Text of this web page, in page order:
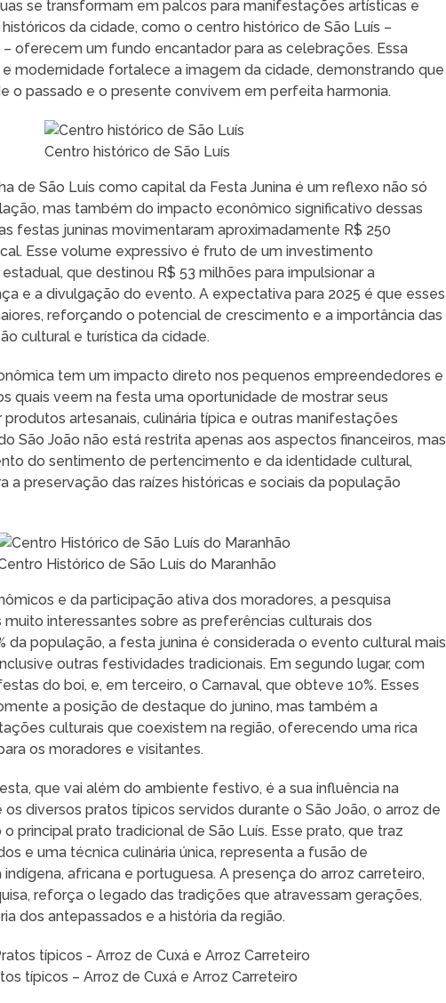
se transformam em palcos para manifestações artísticas e
da cidade, como o centro histórico de São Luís –
oferecem um fundo encantador para as celebrações. Essa
modernidade fortalece a imagem da cidade, demonstrando que
o passado e o presente convivem em perfeita harmonia.
Centro histórico de São Luís
de São Luís como capital da Festa Junina é um reflexo não só
mas também do impacto econômico significativo dessas
festas juninas movimentaram aproximadamente R$ 250
Esse volume expressivo é fruto de um investimento
que destinou R$ 53 milhões para impulsionar a
e a divulgação do evento. A expectativa para 2025 é que esses
reforçando o potencial de crescimento e a importância das
cultural e turística da cidade.
tem um impacto direto nos pequenos empreendedores e
quais veem na festa uma oportunidade de mostrar seus
artesanais, culinária típica e outras manifestações
São João não está restrita apenas aos aspectos financeiros, mas
do sentimento de pertencimento e da identidade cultural,
a preservação das raízes históricas e sociais da população
Histórico de São Luís do Maranhão
e da participação ativa dos moradores, a pesquisa
interessantes sobre as preferências culturais dos
da população, a festa junina é considerada o evento cultural mais
outras festividades tradicionais. Em segundo lugar, com
do boi, e, em terceiro, o Carnaval, que obteve 10%. Esses
a posição de destaque do junino, mas também a
culturais que coexistem na região, oferecendo uma rica
os moradores e visitantes.
que vai além do ambiente festivo, é a sua influência na
diversos pratos típicos servidos durante o São João, o arroz de
principal prato tradicional de São Luís. Esse prato, que traz
e uma técnica culinária única, representa a fusão de
africana e portuguesa. A presença do arroz carreteiro,
reforça o legado das tradições que atravessam gerações,
dos antepassados e a história da região.
típicos – Arroz de Cuxá e Arroz Carreteiro